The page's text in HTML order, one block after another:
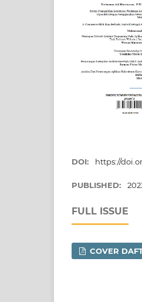
DOI: https://
PUBLISHED:
FULL ISSUE
COVER